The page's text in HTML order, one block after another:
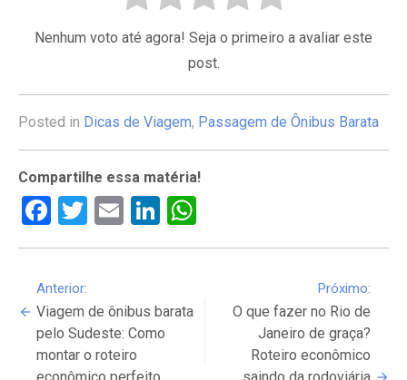
Nenhum voto até agora! Seja o primeiro a avaliar este
post.
Posted in Dicas de Viagem, Passagem de Ônibus Barata
Compartilhe essa matéria!
Facebook
Twitter
EmailLinkedIn
Continue
Reading
Anterior:
Viagem de ônibus barata
pelo Sudeste: Como
montar o roteiro
Próximo:
O que fazer no Rio de
Janeiro de graça?
Roteiro econômico